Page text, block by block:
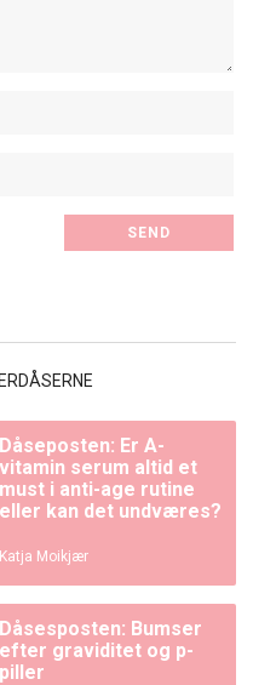
Dåseposten: Er A-
vitamin serum altid et
must i anti-age rutine
eller kan det undværes?
Katja Moikjær
Dåsesposten: Bumser
efter graviditet og p-
piller